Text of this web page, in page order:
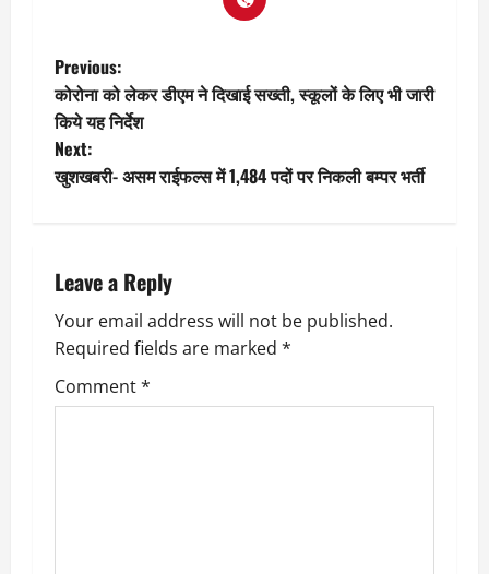
P
o
s
a
v
i
Previous:
कोरोना को लेकर डीएम ने दिखाई सख्ती, स्कूलों के लिए भी जारी
किये यह निर्देश
Next:
खुशखबरी- असम राईफल्स में 1,484 पदों पर निकली बम्पर भर्ती
Leave a Reply
Your email address will not be published.
Required fields are marked *
Comment*